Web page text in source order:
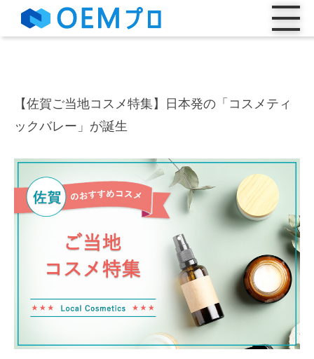
【佐賀ご当地コスメ特集】日本発の「コスメティ
ックバレー」が誕生